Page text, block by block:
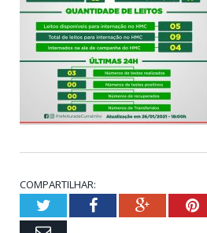
COMPARTILHAR:
TwitterFacebookGoogle+